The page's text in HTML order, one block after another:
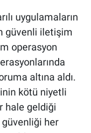
uygulamaların
güvenli iletişim
operasyon
altına aldı.
kötü niyetli
hale geldiği
her